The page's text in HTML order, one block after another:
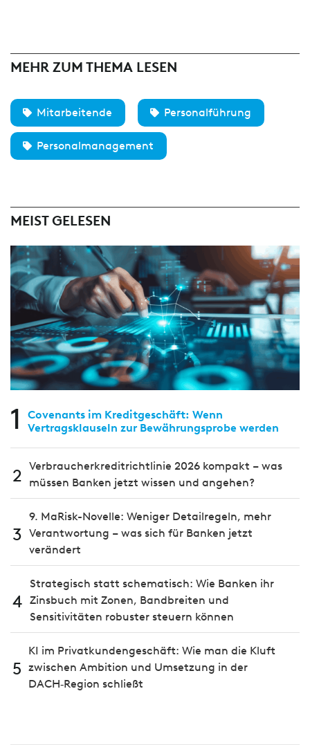
MEHR ZUM THEMA LESEN
Mitarbeitende Personalführung
Personalmanagement
MEIST GELESEN
1
Covenants im Kreditgeschäft: Wenn
Vertragsklauseln zur Bewährungsprobe werden
2 Verbraucherkreditrichtlinie 2026 kompakt – was
müssen Banken jetzt wissen und angehen?
3
9. MaRisk-Novelle: Weniger Detailregeln, mehr
Verantwortung – was sich für Banken jetzt
verändert
4
Strategisch statt schematisch: Wie Banken ihr
Zinsbuch mit Zonen, Bandbreiten und
Sensitivitäten robuster steuern können
5
KI im Privatkundengeschäft: Wie man die Kluft
zwischen Ambition und Umsetzung in der
DACH‑Region schließt